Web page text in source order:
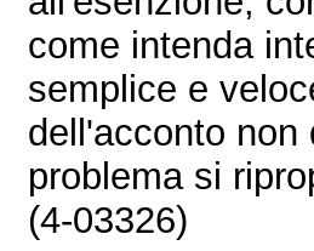
come intenda
semplice e
dell'acconto non
problema si
(4-03326)